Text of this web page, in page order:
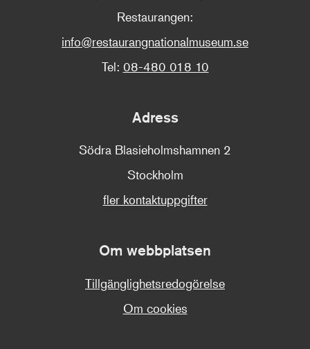
Restaurangen:
info@restaurangnationalmuseum.se
Tel: 08-480 018 10
Adress
Södra Blasieholmshamnen 2
Stockholm
fler kontaktuppgifter
Om webbplatsen
Tillgänglighetsredogörelse
Om cookies